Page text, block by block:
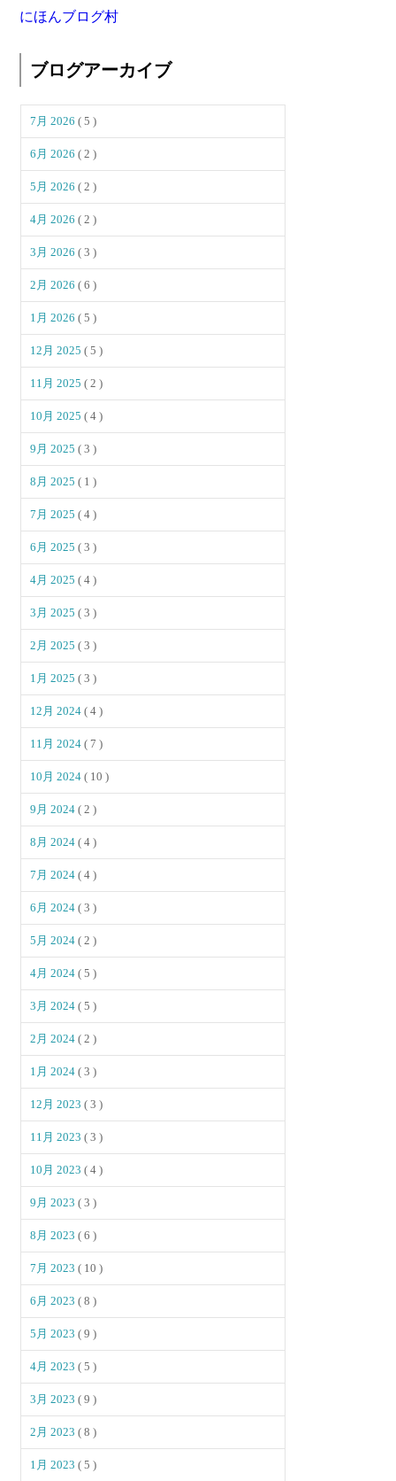
にほんブログ村
ブログアーカイブ
7月 2026( 5 )
6月 2026( 2 )
5月 2026( 2 )
4月 2026( 2 )
3月 2026( 3 )
2月 2026( 6 )
1月 2026( 5 )
12月 2025( 5 )
11月 2025( 2 )
10月 2025( 4 )
9月 2025( 3 )
8月 2025( 1 )
7月 2025( 4 )
6月 2025( 3 )
4月 2025( 4 )
3月 2025( 3 )
2月 2025( 3 )
1月 2025( 3 )
12月 2024( 4 )
11月 2024( 7 )
10月 2024( 10 )
9月 2024( 2 )
8月 2024( 4 )
7月 2024( 4 )
6月 2024( 3 )
5月 2024( 2 )
4月 2024( 5 )
3月 2024( 5 )
2月 2024( 2 )
1月 2024( 3 )
12月 2023( 3 )
11月 2023( 3 )
10月 2023( 4 )
9月 2023( 3 )
8月 2023( 6 )
7月 2023( 10 )
6月 2023( 8 )
5月 2023( 9 )
4月 2023( 5 )
3月 2023( 9 )
2月 2023( 8 )
1月 2023( 5 )